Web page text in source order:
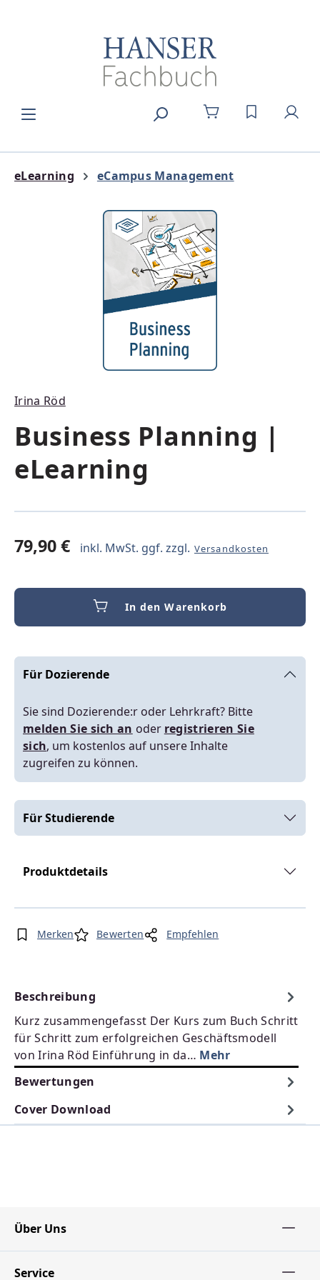
DU HAST 0
eLearning eCampus Management
Bildergalerie überspringen
Irina Röd
Business Planning |
eLearning
79,90 € inkl. MwSt. ggf. zzgl. Versandkosten
In den Warenkorb
Für Dozierende
Sie sind Dozierende:r oder Lehrkraft? Bitte
melden Sie sich an oder registrieren Sie
sich, um kostenlos auf unsere Inhalte
zugreifen zu können.
Für Studierende
Produktdetails
Merken Bewerten Empfehlen
Beschreibung
Kurz zusammengefasst Der Kurs zum Buch Schritt
für Schritt zum erfolgreichen Geschäftsmodell
von Irina Röd Einführung in da… Mehr
Bewertungen
Cover Download
Über Uns
Service